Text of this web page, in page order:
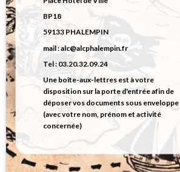
BP18
59133 PHALEMPIN
mail : alc@alcphalempin.fr
Tel : 03.20.32.09.24
Une boîte-aux-lettres est à votre
disposition sur la porte d'entrée afin de
déposer vos documents sous enveloppe
(avec votre nom, prénom et activité
concernée)